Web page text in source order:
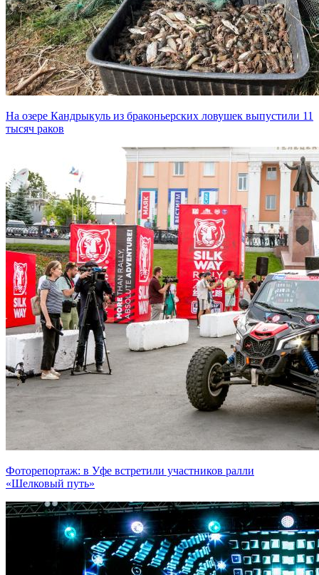
На озере Кандрыкуль из браконьерских ловушек выпустили 11
тысяч раков
Фоторепортаж: в Уфе встретили участников ралли
«Шелковый путь»